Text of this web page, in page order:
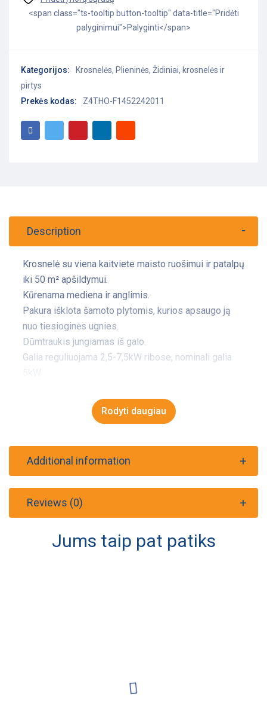
<span class="ts-tooltip button-tooltip" data-title="Pridėti
palyginimui">Palyginti</span>
Kategorijos: Krosnelės, Plieninės, Židiniai, krosnelės ir
pirtys
Prekės kodas:
Z4THO-F1452242011
Description
Krosnelė su viena kaitviete maisto ruošimui ir patalpų
iki 50 m² apšildymui.
Kūrenama mediena ir anglimis.
​Pakura išklota šamoto plytomis, kurios apsaugo ją
nuo tiesioginės ugnies.
Dūmtraukis jungiamas iš galo.
Galia reguliuojama 2,5-7,5kW ribose, nominali galia
Rodyti daugiau
Additional information
Reviews (0)
Jums taip pat patiks